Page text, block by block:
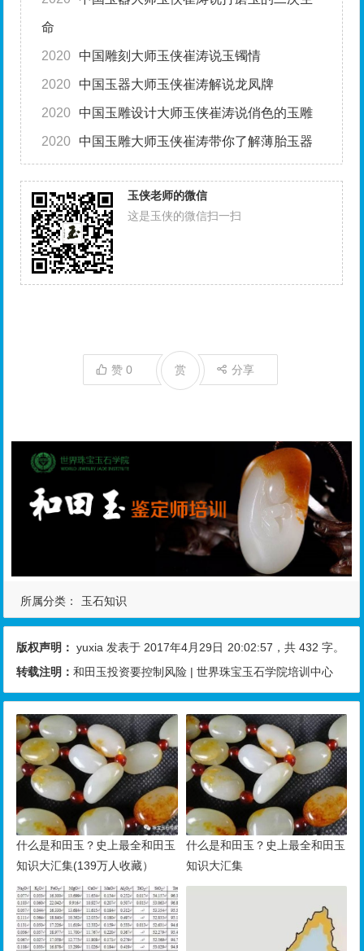
命
2020 中国雕刻大师玉侠崔涛说玉镯情
2020 中国玉器大师玉侠崔涛解说龙凤牌
2020 中国玉雕设计大师玉侠崔涛说俏色的玉雕
2020 中国玉雕大师玉侠崔涛带你了解薄胎玉器
玉侠老师的微信
这是玉侠的微信扫一扫
赞0 分享
赏
所属分类： 玉石知识
版权声明： yuxia 发表于 2017年4月29日 20:02:57 ，共 432 字。
转载注明：和田玉投资要控制风险 | 世界珠宝玉石学院培训中心
什么是和田玉？史上最全和田玉
知识大汇集(139万人收藏）
什么是和田玉？史上最全和田玉
知识大汇集